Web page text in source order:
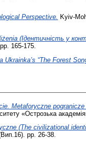
Perspective.
Kyiv-
(Ідентичність у
165-175.
“The Forest
Metaforyczne
«Острозька
(The civilizational
pp. 26-38.